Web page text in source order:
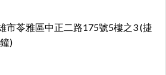
市苓雅區中正二路175號5樓之3 (捷
)